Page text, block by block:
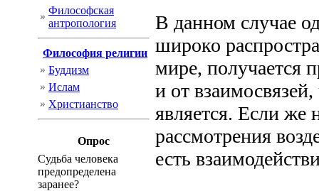
Философская
антропология
Философия религии
Буддизм
Ислам
Христианство
Опрос
Судьба человека
предопределена
заранее?
В данном случае
широко
мире, получается
и от
является. Если же
рассмотрения
есть